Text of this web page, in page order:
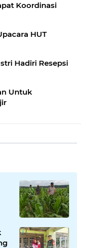
Koordinasi
HUT
Hadiri Resepsi
Untuk